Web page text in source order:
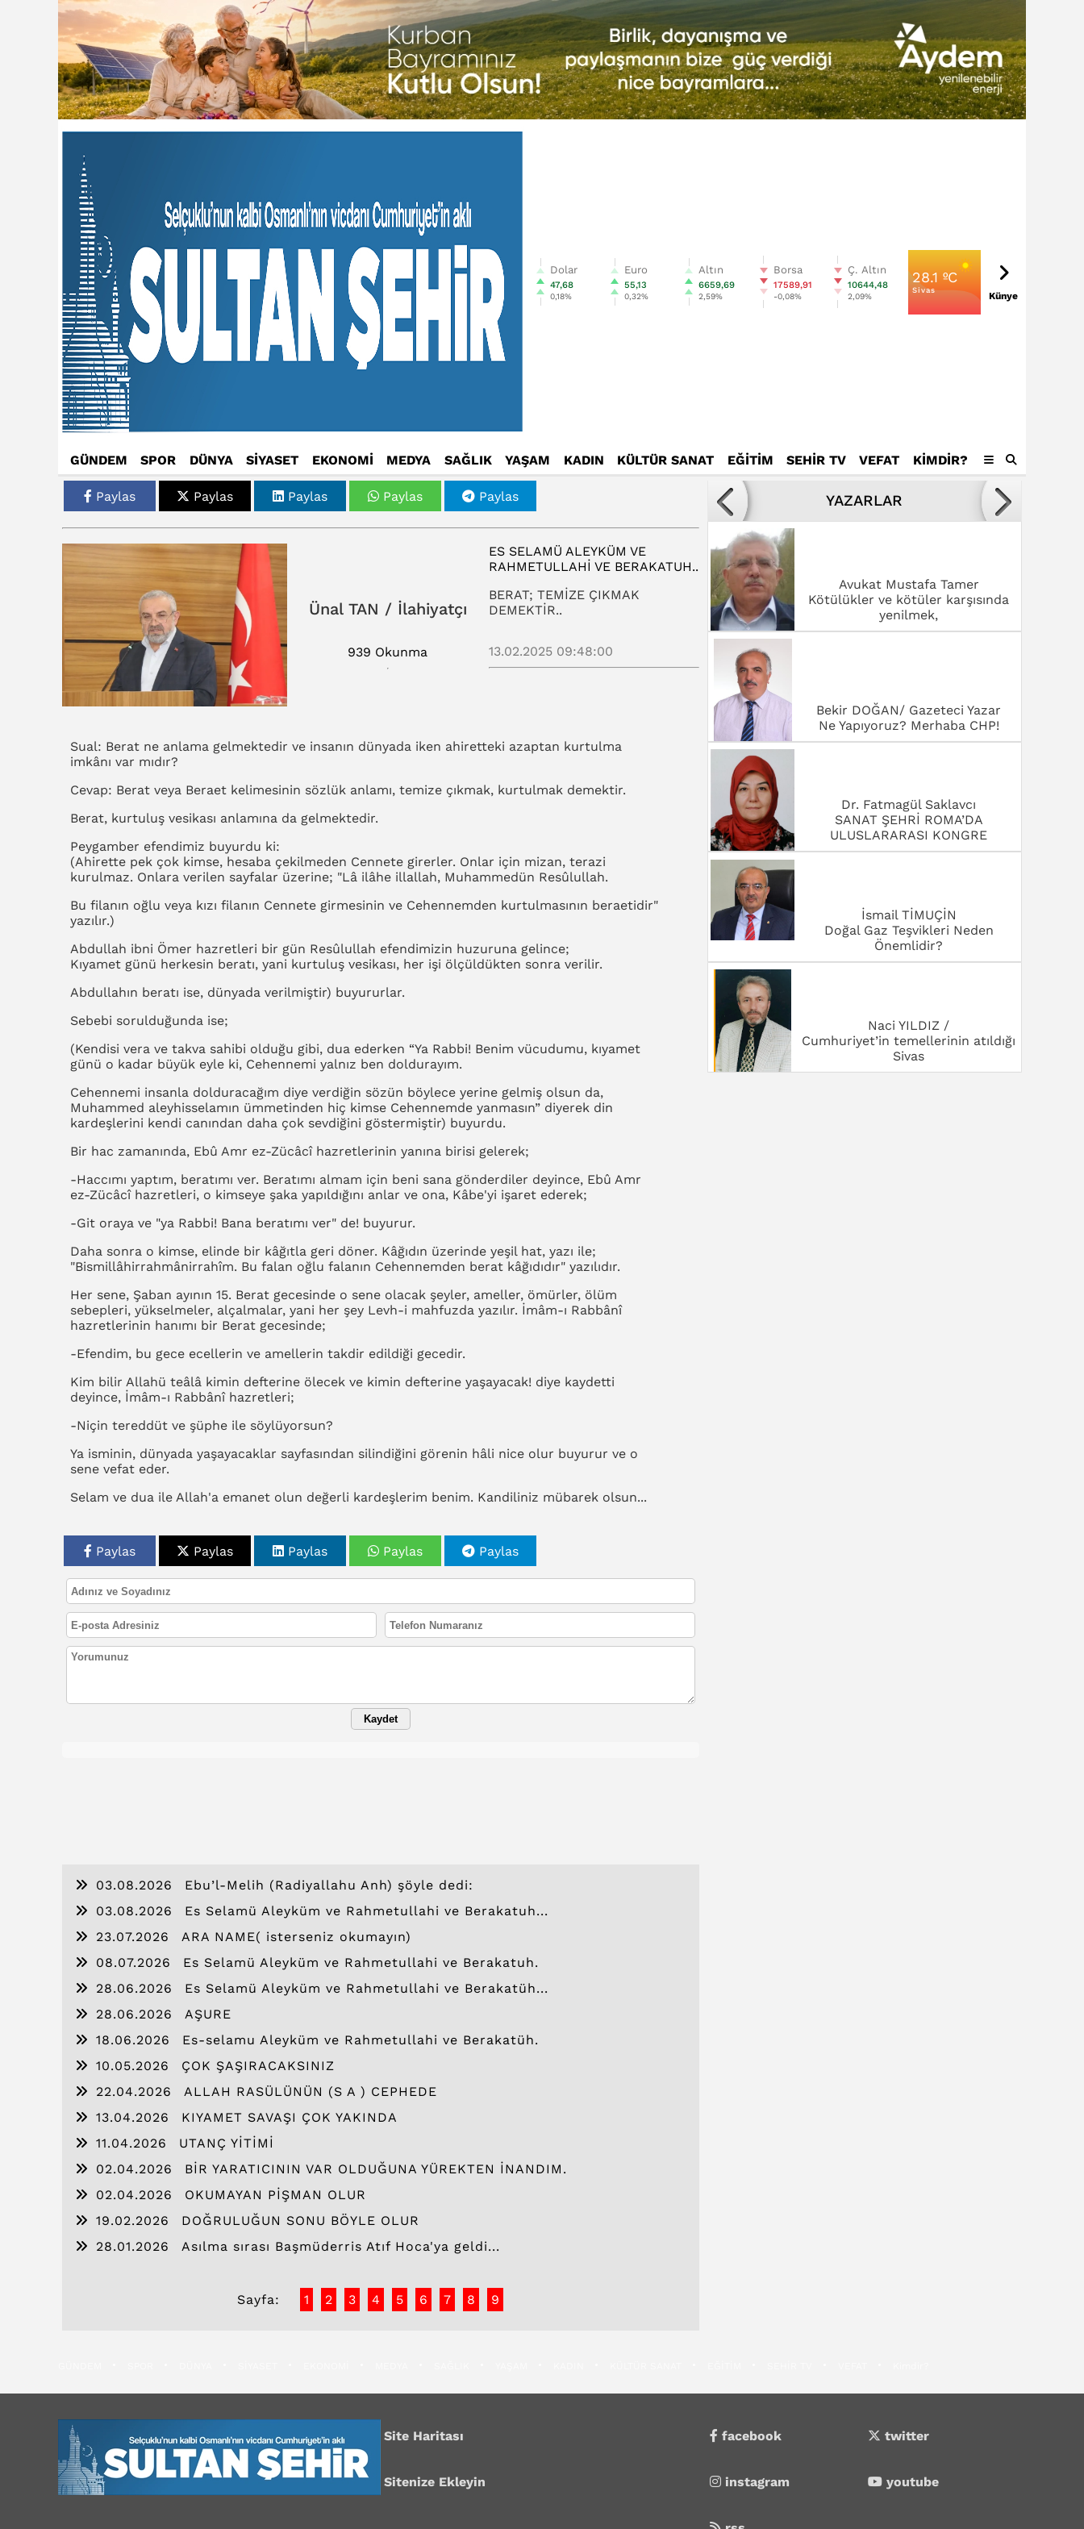
Dolar
47,68
0,18%
Euro
55,13
0,32%
Altın
6659,69
2,59%
Borsa
17589,91
-0,08%
Ç. Altın
10644,48
2,09%
28.1 ºC
Sivas
Künye
GÜNDEM SPOR DÜNYA SİYASET EKONOMİ MEDYA SAĞLIK YAŞAM KADIN KÜLTÜR SANAT EĞİTİM SEHİR TV VEFAT KIMDIR?
Paylas Paylas Paylas Paylas Paylas
Ünal TAN / İlahiyatçı
939 Okunma
ES SELAMÜ ALEYKÜM VE
RAHMETULLAHI VE BERAKATUH..
BERAT; TEMİZE ÇIKMAK
DEMEKTİR..
13.02.2025 09:48:00
Sual: Berat ne anlama gelmektedir ve insanın dünyada iken ahiretteki azaptan kurtulma
imkânı var mıdır?
Cevap: Berat veya Beraet kelimesinin sözlük anlamı, temize çıkmak, kurtulmak demektir.
Berat, kurtuluş vesikası anlamına da gelmektedir.
Peygamber efendimiz buyurdu ki:
(Ahirette pek çok kimse, hesaba çekilmeden Cennete girerler. Onlar için mizan, terazi
kurulmaz. Onlara verilen sayfalar üzerine; "Lâ ilâhe illallah, Muhammedün Resûlullah.
Bu filanın oğlu veya kızı filanın Cennete girmesinin ve Cehennemden kurtulmasının beraetidir"
yazılır.)
Abdullah ibni Ömer hazretleri bir gün Resûlullah efendimizin huzuruna gelince;
Kıyamet günü herkesin beratı, yani kurtuluş vesikası, her işi ölçüldükten sonra verilir.
Abdullahın beratı ise, dünyada verilmiştir) buyururlar.
Sebebi sorulduğunda ise;
(Kendisi vera ve takva sahibi olduğu gibi, dua ederken “Ya Rabbi! Benim vücudumu, kıyamet
günü o kadar büyük eyle ki, Cehennemi yalnız ben doldurayım.
Cehennemi insanla dolduracağım diye verdiğin sözün böylece yerine gelmiş olsun da,
Muhammed aleyhisselamın ümmetinden hiç kimse Cehennemde yanmasın” diyerek din
kardeşlerini kendi canından daha çok sevdiğini göstermiştir) buyurdu.
Bir hac zamanında, Ebû Amr ez-Zücâcî hazretlerinin yanına birisi gelerek;
-Haccımı yaptım, beratımı ver. Beratımı almam için beni sana gönderdiler deyince, Ebû Amr
ez-Zücâcî hazretleri, o kimseye şaka yapıldığını anlar ve ona, Kâbe'yi işaret ederek;
-Git oraya ve "ya Rabbi! Bana beratımı ver" de! buyurur.
Daha sonra o kimse, elinde bir kâğıtla geri döner. Kâğıdın üzerinde yeşil hat, yazı ile;
"Bismillâhirrahmânirrahîm. Bu falan oğlu falanın Cehennemden berat kâğıdıdır" yazılıdır.
Her sene, Şaban ayının 15. Berat gecesinde o sene olacak şeyler, ameller, ömürler, ölüm
sebepleri, yükselmeler, alçalmalar, yani her şey Levh-i mahfuzda yazılır. İmâm-ı Rabbânî
hazretlerinin hanımı bir Berat gecesinde;
-Efendim, bu gece ecellerin ve amellerin takdir edildiği gecedir.
Kim bilir Allahü teâlâ kimin defterine ölecek ve kimin defterine yaşayacak! diye kaydetti
deyince, İmâm-ı Rabbânî hazretleri;
-Niçin tereddüt ve şüphe ile söylüyorsun?
Ya isminin, dünyada yaşayacaklar sayfasından silindiğini görenin hâli nice olur buyurur ve o
sene vefat eder.
Selam ve dua ile Allah'a emanet olun değerli kardeşlerim benim. Kandiliniz mübarek olsun...
Paylas Paylas Paylas Paylas Paylas
Kaydet
03.08.2026
Ebu’l-Melih (Radiyallahu Anh) şöyle dedi:
03.08.2026
Es Selamü Aleyküm ve Rahmetullahi ve Berakatuh...
23.07.2026
ARA NAME( isterseniz okumayın)
08.07.2026
Es Selamü Aleyküm ve Rahmetullahi ve Berakatuh.
28.06.2026
Es Selamü Aleyküm ve Rahmetullahi ve Berakatüh...
28.06.2026
AŞURE
18.06.2026
Es-selamu Aleyküm ve Rahmetullahi ve Berakatüh.
10.05.2026
ÇOK ŞAŞIRACAKSINIZ
22.04.2026
ALLAH RASÜLÜNÜN (S A ) CEPHEDE
13.04.2026
KIYAMET SAVAŞI ÇOK YAKINDA
11.04.2026
UTANÇ YİTİMİ
02.04.2026
BİR YARATICININ VAR OLDUĞUNA YÜREKTEN İNANDIM.
02.04.2026
OKUMAYAN PİŞMAN OLUR
19.02.2026
DOĞRULUĞUN SONU BÖYLE OLUR
28.01.2026
Asılma sırası Başmüderris Atıf Hoca'ya geldi...
Sayfa: 1 2 3 4 5 6 7 8 9
YAZARLAR
Avukat Mustafa Tamer
Kötülükler ve kötüler karşısında
yenilmek,
Bekir DOĞAN/ Gazeteci Yazar
Ne Yapıyoruz? Merhaba CHP!
SANAT ŞEHRİ ROMA’DA
ULUSLARARASI KONGRE
İsmail TİMUÇİN
Doğal Gaz Teşvikleri Neden
Önemlidir?
Naci YILDIZ /
Cumhuriyet’in temellerinin atıldığı
Sivas
Orhan ARSLAN /Eğitimci -Yazar
BAYRAM YARDIM SEFERBERLİĞİ
Site Haritası
Sitenize Ekleyin
facebook twitter
instagram youtube